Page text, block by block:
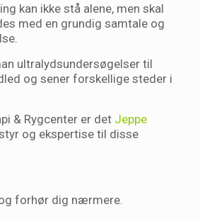
kan ikke stå alene, men skal
med en grundig samtale og
ultralydsundersøgelser til
og sener forskellige steder i
& Rygcenter er det Jeppe
og ekspertise til disse
forhør dig nærmere.